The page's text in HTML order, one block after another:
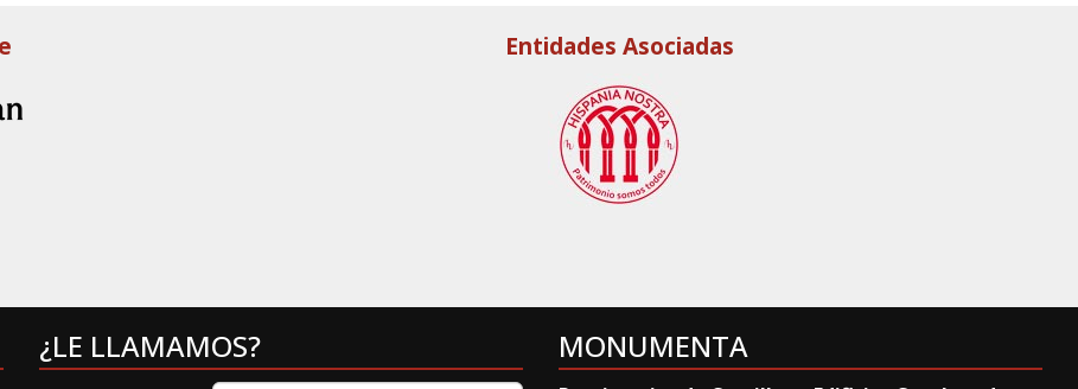
Entidades Asociadas
¿LE LLAMAMOS? MONUMENTA